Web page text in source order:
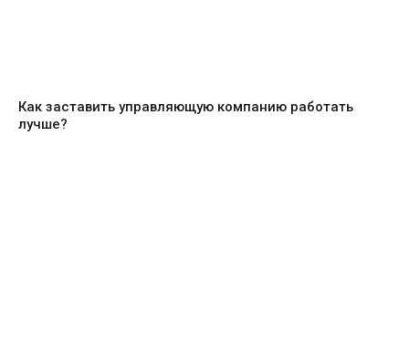
Как заставить управляющую компанию работать
лучше?